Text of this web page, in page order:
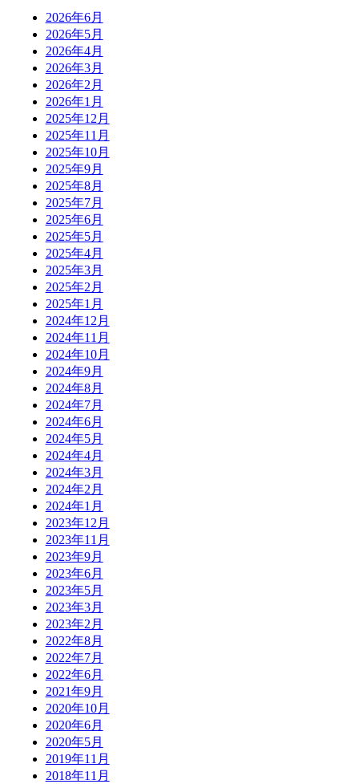
2026年6月
2026年5月
2026年4月
2026年3月
2026年2月
2026年1月
2025年12月
2025年11月
2025年10月
2025年9月
2025年8月
2025年7月
2025年6月
2025年5月
2025年4月
2025年3月
2025年2月
2025年1月
2024年12月
2024年11月
2024年10月
2024年9月
2024年8月
2024年7月
2024年6月
2024年5月
2024年4月
2024年3月
2024年2月
2024年1月
2023年12月
2023年11月
2023年9月
2023年6月
2023年5月
2023年3月
2023年2月
2022年8月
2022年7月
2022年6月
2021年9月
2020年10月
2020年6月
2020年5月
2019年11月
2018年11月